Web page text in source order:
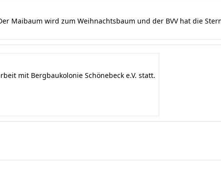
Maibaum wird zum Weihnachtsbaum und der BVV hat die
mit Bergbaukolonie Schönebeck e.V. statt.